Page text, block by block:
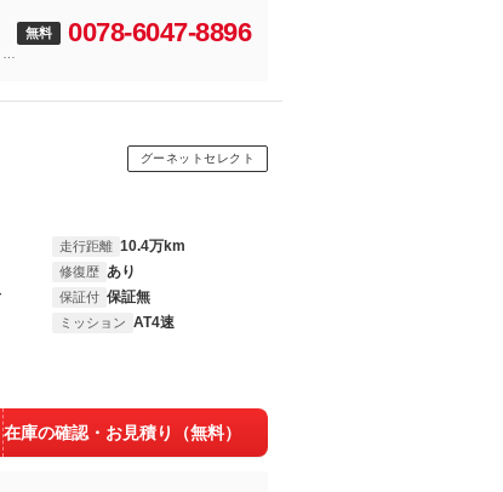
無料 0078-6047-8896
グーネットセレクト
走行距離 10.4万km
修復歴 あり
保証付 保証無
ミッション AT4速
在庫の確認・お見積り（無料）